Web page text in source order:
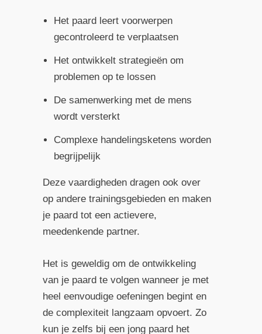
Het paard leert voorwerpen
gecontroleerd te verplaatsen
Het ontwikkelt strategieën om
problemen op te lossen
De samenwerking met de mens
wordt versterkt
Complexe handelingsketens worden
begrijpelijk
Deze vaardigheden dragen ook over
op andere trainingsgebieden en maken
je paard tot een actievere,
meedenkende partner.
Het is geweldig om de ontwikkeling
van je paard te volgen wanneer je met
heel eenvoudige oefeningen begint en
de complexiteit langzaam opvoert. Zo
kun je zelfs bij een jong paard het